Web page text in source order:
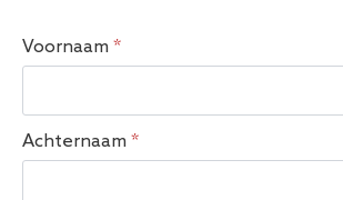
Voornaam *
Achternaam *